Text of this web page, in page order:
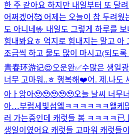
한 주 같아요 하지만 내일부터 또 달
어쩌겠어🥰 어제는 오늘이 참 두려웠
도 아니네🤟 내일도 그렇게 하루를
힘내봐요ㅎ 억지로 힘내지는 말고 아
조금씩 하고 물도 많이 마시고(되도
青春环游记😍오운완✅수많은 생일
너무 고마워..ㅎ 행복해❤️어. 제.나도
아ㅏ앙아🥹🥹🥹🥹🥹오늘 날씨 너무
아…부럽세빛섬엨ㅋㅋㅋㅋㅋㅋ왤케
러 가는중인데 캐럿들 봄 ㅋㅋㅋㅋ 已
생일이였어요 캐럿들 고마워 캐럿들